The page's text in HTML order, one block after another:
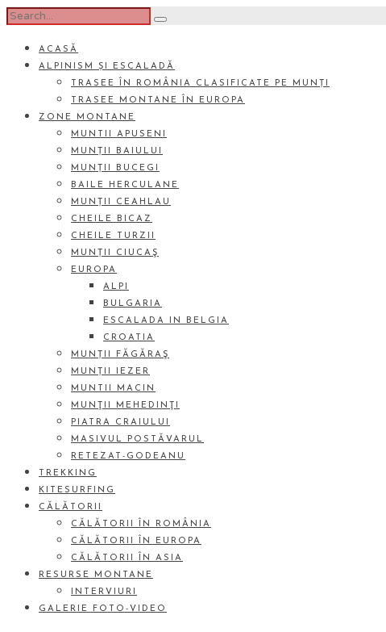
ACASĂ
ALPINISM ȘI ESCALADĂ
TRASEE ÎN ROMÂNIA CLASIFICATE PE MUNȚI
TRASEE MONTANE ÎN EUROPA
ZONE MONTANE
MUNTII APUSENI
MUNȚII BAIULUI
MUNȚII BUCEGI
BAILE HERCULANE
MUNȚII CEAHLAU
CHEILE BICAZ
CHEILE TURZII
MUNȚII CIUCAŞ
EUROPA
ALPI
BULGARIA
ESCALADA IN BELGIA
CROATIA
MUNȚII FĂGĂRAŞ
MUNȚII IEZER
MUNTII MACIN
MUNŢII MEHEDINŢI
PIATRA CRAIULUI
MASIVUL POSTĂVARUL
RETEZAT-GODEANU
TREKKING
KITESURFING
CĂLĂTORII
CĂLĂTORII ÎN ROMÂNIA
CĂLĂTORII ÎN EUROPA
CĂLĂTORII ÎN ASIA
RESURSE MONTANE
INTERVIURI
GALERIE FOTO-VIDEO